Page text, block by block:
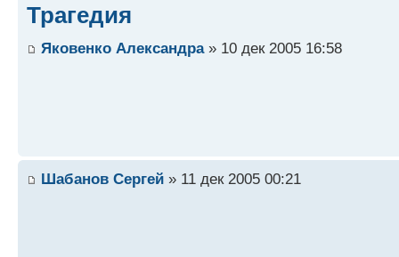
Трагедия
Яковенко Александра» 10 дек 2005 16:58
Шабанов Сергей » 11 дек 2005 00:21